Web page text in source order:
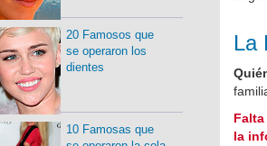
La
la
20 Famosos que
se operaron los
dientes
10 Famosas que